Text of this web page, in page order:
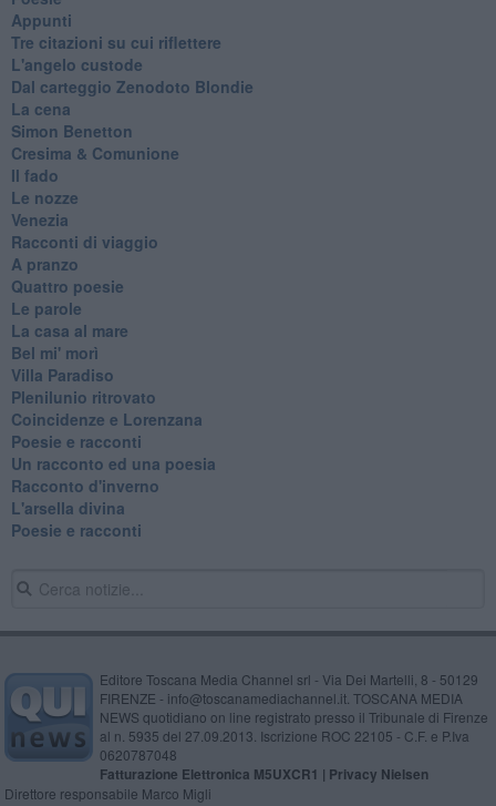
Appunti
Tre citazioni su cui riflettere
L'angelo custode
Dal carteggio Zenodoto Blondie
La cena
Simon Benetton
Cresima & Comunione
Il fado
Le nozze
Venezia
Racconti di viaggio
A pranzo
Quattro poesie
Le parole
La casa al mare
Bel mi' morì
Villa Paradiso
Plenilunio ritrovato
Coincidenze e Lorenzana
Poesie e racconti
Un racconto ed una poesia
Racconto d'inverno
​L'arsella divina
Poesie e racconti
Editore Toscana Media Channel srl - Via Dei Martelli, 8 - 50129
FIRENZE - info@toscanamediachannel.it. TOSCANA MEDIA
NEWS quotidiano on line registrato presso il Tribunale di Firenze
al n. 5935 del 27.09.2013. Iscrizione ROC 22105 - C.F. e P.Iva
0620787048
Fatturazione Elettronica M5UXCR1 | Privacy Nielsen
Direttore responsabile Marco Migli